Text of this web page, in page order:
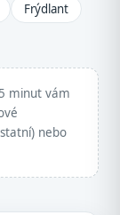
Frýdlant
minut vám
nebo